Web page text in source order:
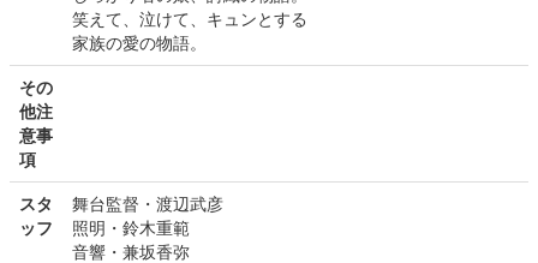
笑えて、泣けて、キュンとする
家族の愛の物語。
その
他注
意事
項
スタ
ッフ
舞台監督・渡辺武彦
照明・鈴木重範
音響・兼坂香弥